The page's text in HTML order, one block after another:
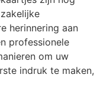
herinnering aan
professionele
om uw
indruk te maken,